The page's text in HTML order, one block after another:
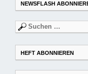
NEWSFLASH
Suchen
nach:
HEFT ABONNIEREN